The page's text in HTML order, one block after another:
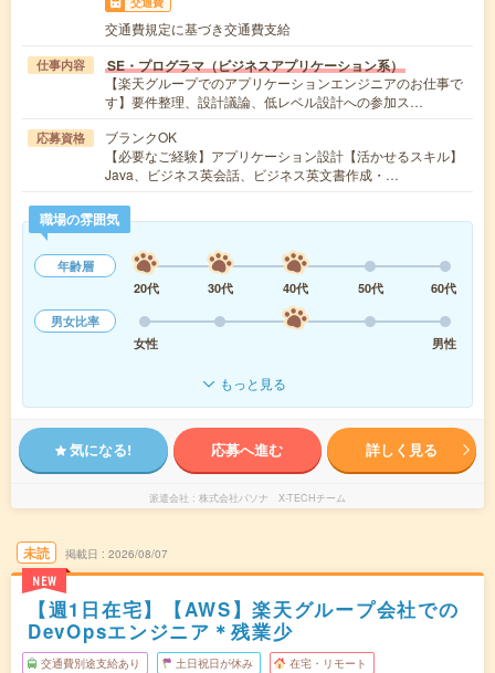
交通費規定に基づき交通費支給
仕事内容 SE・プログラマ（ビジネスアプリケーション系）
【楽天グループでのアプリケーションエンジニアのお仕事で
す】要件整理、設計議論、低レベル設計への参加ス…
応募資格
ブランクOK
【必要なご経験】アプリケーション設計【活かせるスキル】
Java、ビジネス英会話、ビジネス英文書作成・…
職場の雰囲気
年齢層
20代
30代 40代 50代
60代
男女比率
女性
男性
もっと見る
気になる! 応募へ進む 詳しく見る
派遣会社 株式会社パソナ X-TECHチーム
未読
NEW
掲載日 2026/08/07
【週1日在宅】【AWS】楽天グループ会社での
DevOpsエンジニア＊残業少
交通費別途支給あり 土日祝日が休み 在宅・リモート